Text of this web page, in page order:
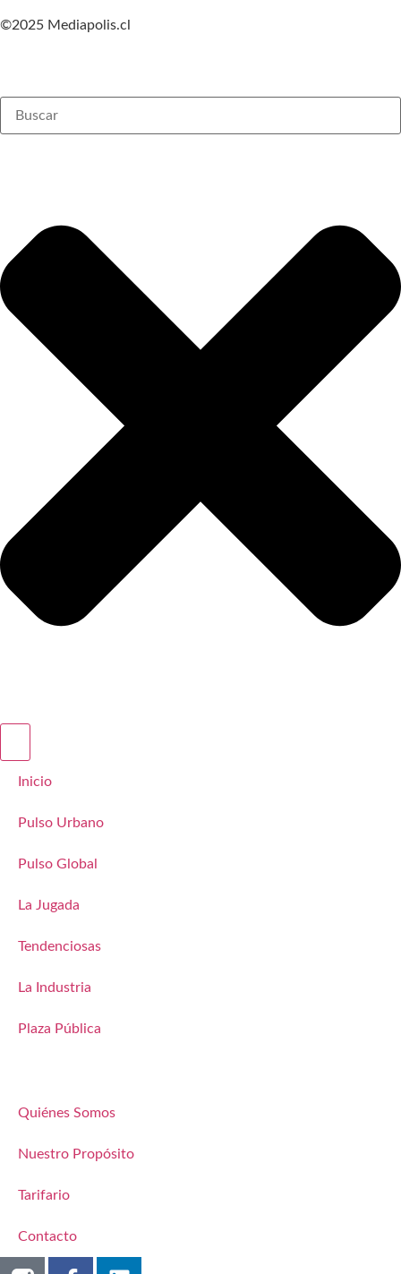
©2025 Mediapolis.cl
Inicio
Pulso Urbano
Pulso Global
La Jugada
Tendenciosas
La Industria
Plaza Pública
Quiénes Somos
Nuestro Propósito
Tarifario
Contacto